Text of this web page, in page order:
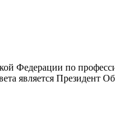
Федерации по
является Президент